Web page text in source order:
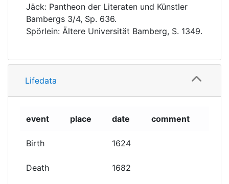
Jäck: Pantheon der Literaten und Künstler
Bambergs 3/4, Sp. 636.
Spörlein: Ältere Universität Bamberg, S. 1349.
Lifedata
event place date comment
Birth 1624
Death 1682